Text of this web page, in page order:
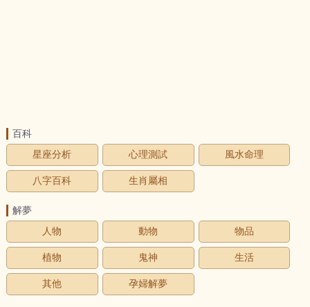
百科
星座分析
心理測試 風水命理
八字百科 生肖屬相
解夢
人物
動物 物品
植物 鬼神 生活
其他 孕婦解夢